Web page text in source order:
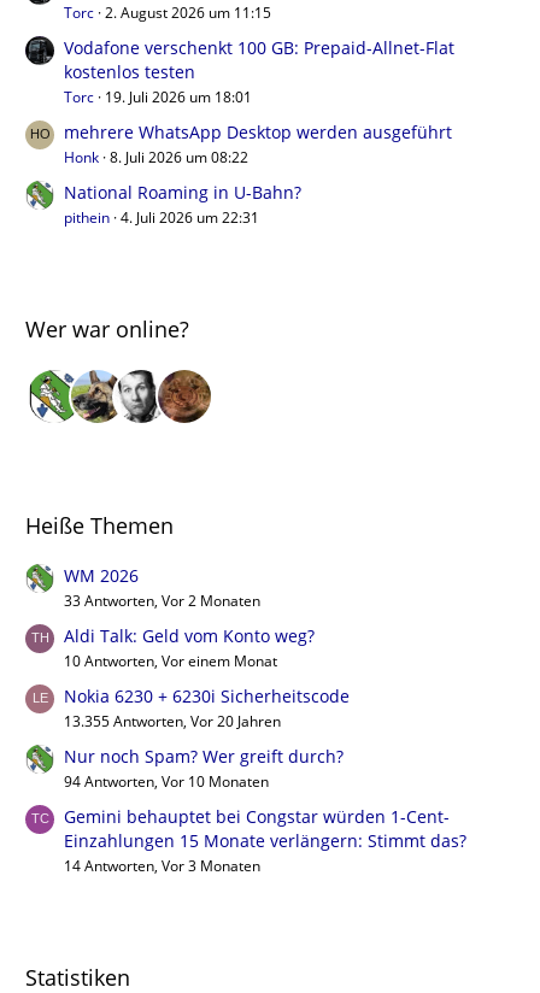
Torc 2. August 2026 um 11:15
Vodafone verschenkt 100 GB: Prepaid-Allnet-Flat
kostenlos testen
Torc 19. Juli 2026 um 18:01
mehrere WhatsApp Desktop werden ausgeführt
Honk 8. Juli 2026 um 08:22
National Roaming in U-Bahn?
pithein 4. Juli 2026 um 22:31
Wer war online?
Heiße Themen
WM 2026
33 Antworten, Vor 2 Monaten
Aldi Talk: Geld vom Konto weg?
10 Antworten, Vor einem Monat
Nokia 6230 + 6230i Sicherheitscode
13.355 Antworten, Vor 20 Jahren
Nur noch Spam? Wer greift durch?
94 Antworten, Vor 10 Monaten
Gemini behauptet bei Congstar würden 1-Cent-
Einzahlungen 15 Monate verlängern: Stimmt das?
14 Antworten, Vor 3 Monaten
Statistiken